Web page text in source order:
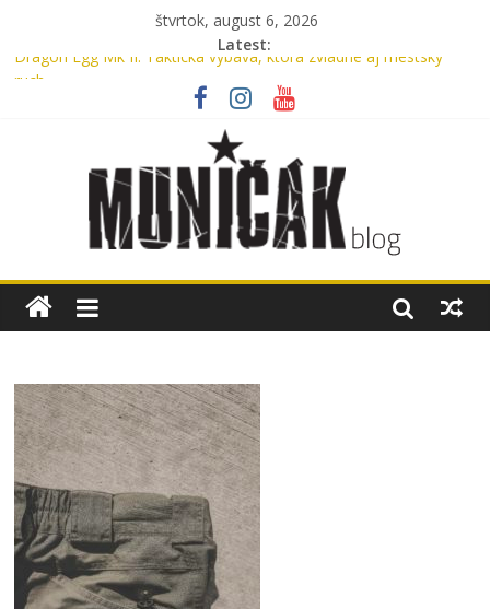
štvrtok, august 6, 2026
Latest:
Dragon Egg Mk II: Taktická výbava, ktorá zvládne aj mestský
Legenda, ktorú nosíme každý deň: UTP nohavice od Helikon-Tex
Oxford, Nylon alebo Cordura? Kompletný sprievodca výberom
materiálu pre batohy a tašky
Myslíte si, že máte v aute lekárničku? V skutočnosti nemáte.
Bennon Nero High: Taktické topánky, ktoré ťa podržia v
akomkoľvek teréne